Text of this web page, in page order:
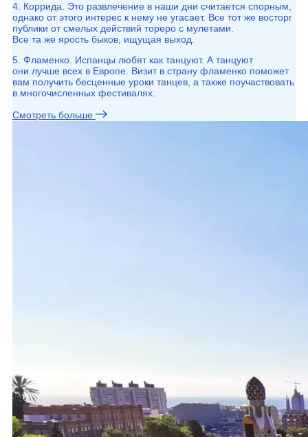
4. Коррида. Это развлечение в наши дни считается спорным,
однако от этого интерес к нему не угасает. Все тот же восторг
публики от смелых действий тореро с мулетами.
Все та же ярость быков, ищущая выход.
5. Фламенко. Испанцы любят как танцуют. А танцуют
они лучше всех в Европе. Визит в страну фламенко поможет
вам получить бесценные уроки танцев, а также поучаствовать
в многочисленных фестивалях.
Смотреть больше